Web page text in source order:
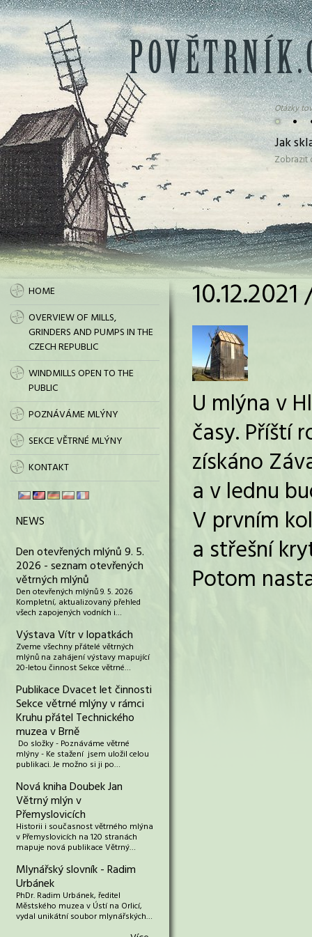
• •
Otázky
Jak
HOME
OVERVIEW OF MILLS,
GRINDERS AND PUMPS IN THE
CZECH REPUBLIC
WINDMILLS OPEN TO THE
PUBLIC
POZNÁVÁME MLÝNY
SEKCE VĚTRNÉ MLÝNY
KONTAKT
NEWS
Den otevřených mlýnů 9. 5.
2026 - seznam otevřených
větrných mlýnů
Den otevřených mlýnů 9. 5. 2026
Kompletní, aktualizovaný přehled
všech zapojených vodních i…
Výstava Vítr v lopatkách
Zveme všechny přátelé větrných
mlýnů na zahájení výstavy mapující
20-letou činnost Sekce větrné…
Publikace Dvacet let činnosti
Sekce větrné mlýny v rámci
Kruhu přátel Technického
muzea v Brně
Do složky - Poznáváme větrné
mlýny - Ke stažení jsem uložil celou
publikaci. Je možno si ji po…
Nová kniha Doubek Jan
Větrný mlýn v
Přemyslovicích
Historii i současnost větrného mlýna
v Přemyslovicích na 120 stranách
mapuje nová publikace Větrný…
Mlynářský slovník - Radim
Urbánek
PhDr. Radim Urbánek, ředitel
Městského muzea v Ústí na Orlicí,
vydal unikátní soubor mlynářských…
U mlýna v
časy. Příští
získáno
a v lednu
V prvním
a střešní
Potom